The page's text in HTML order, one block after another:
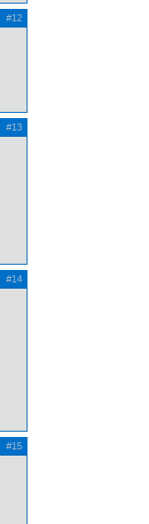
#12
#13
#14
#15